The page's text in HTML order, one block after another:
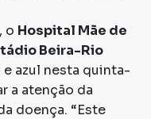
, o Hospital Mãe de
Beira-Rio
azul nesta quinta-
a atenção da
doença. “Este